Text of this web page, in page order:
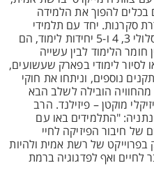
בכלים להפוך את הלמידה
סקרנות. יחד עם תלמידי
מגמת הפיזיקה בכיתות י’ ו-י”א, במסלולי 3, 4 ו-5 יחידות לימוד, הם
הלימוד לבין עשייה
לימודי בפארק שעשועים,
נוספים, וניתחו את חוקי
הובילה לשלב הבא
מוקטן – פיזילנד. הרב
"התלמידים באו עם
של חיבור הפיזיקה לחיי
של רשת אמית ולהיות
לחיים ואף לפדגוגיה ברמת